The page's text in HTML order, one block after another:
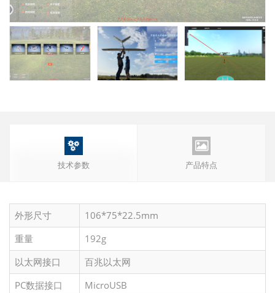

技术参数

产品特点
外形尺寸
106*75*22.5mm
重量
192g
以太网接口
百兆以太网
PC数据接口
MicroUSB